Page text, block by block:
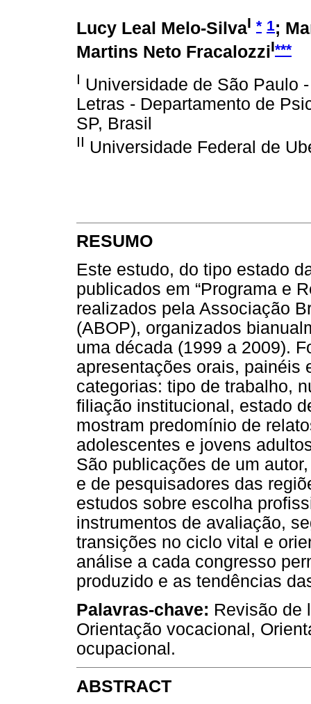
Lucy Leal Melo-SilvaI * 1;
Martins Neto FracalozziI***
I Universidade de São Paulo
Letras - Departamento de
SP, Brasil
II Universidade Federal de
RESUMO
Este estudo, do tipo estado
publicados em “Programa e
realizados pela Associação
(ABOP), organizados
uma década (1999 a 2009).
apresentações orais, painéis
categorias: tipo de trabalho,
filiação institucional, estado
mostram predomínio de
adolescentes e jovens
São publicações de um
e de pesquisadores das
estudos sobre escolha
instrumentos de avaliação,
transições no ciclo vital e
análise a cada congresso
produzido e as tendências
Palavras-chave: Revisão de
Orientação vocacional,
ocupacional.
ABSTRACT